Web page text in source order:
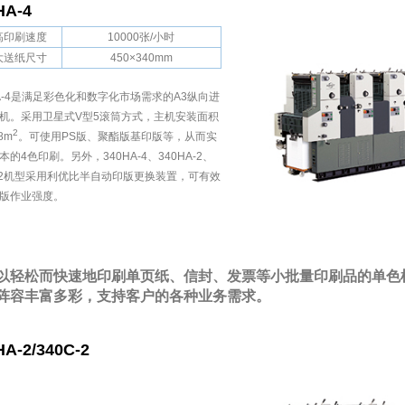
4
印刷速度
10000张/小时
送纸尺寸
450×340mm
4是满足彩色化和数字化市场需求的A3纵向进
。采用卫星式V型5滚筒方式，主机安装面积
2 。可使用PS版、聚酯版基印版等，从而实
的4色印刷。另外，340HA-4、340HA-2、
型采用利优比半自动印版更换装置，可有效
作业强度。
轻松而快速地印刷单页纸、信封、发票等小批量印刷品的单色
容丰富多彩，支持客户的各种业务需求。
2/340C-2